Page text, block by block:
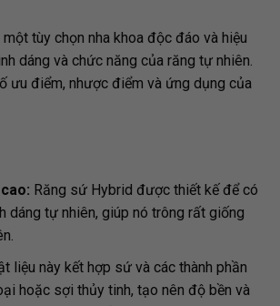
tùy chọn nha khoa độc đáo và hiệu
dáng và chức năng của răng tự nhiên.
ưu điểm, nhược điểm và ứng dụng của
Răng sứ Hybrid được thiết kế để có
dáng tự nhiên, giúp nó trông rất giống
liệu này kết hợp sứ và các thành phần
hoặc sợi thủy tinh, tạo nên độ bền và